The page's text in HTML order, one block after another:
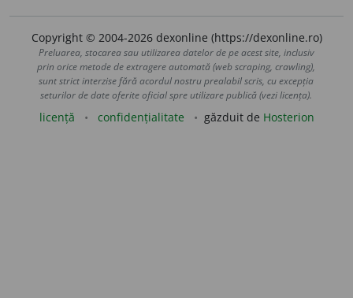
Copyright © 2004-2026 dexonline (https://dexonline.ro)
Preluarea, stocarea sau utilizarea datelor de pe acest site, inclusiv
prin orice metode de extragere automată (web scraping, crawling),
sunt strict interzise fără acordul nostru prealabil scris, cu excepția
seturilor de date oferite oficial spre utilizare publică (vezi licența).
licență confidențialitate găzduit de Hosterion